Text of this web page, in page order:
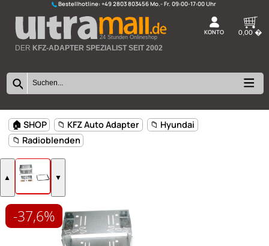
Bestellhotline:+49 2803 803456
24 Stunden Onlineshop
🏠 SHOP 📁 KFZ Auto Adapter
📁 Radioblenden
▲ ▼
-37,6%